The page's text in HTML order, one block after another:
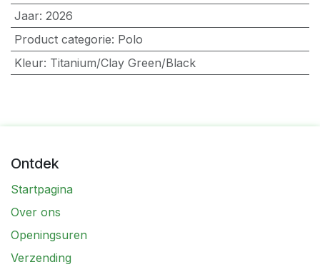
Jaar: 2026
Product categorie: Polo
Kleur: Titanium/Clay Green/Black
Ontdek
Startpagina
Over ons
Openingsuren
Verzending